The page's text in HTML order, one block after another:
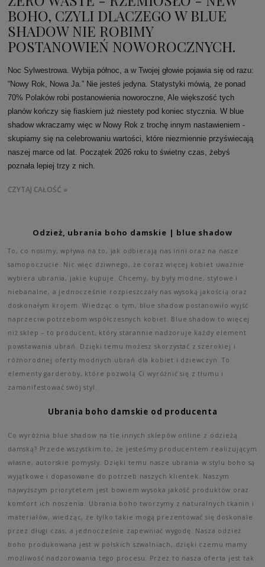
BOHO, CZYLI DLACZEGO W BLUE
SHADOW NIE ROBIMY
POSTANOWIEŃ NOWOROCZNYCH.
Noc Sylwestrowa. Wybija północ, a w Twojej głowie pojawia się od razu:
“Nowy Rok, Nowa Ja.” Nie jesteś jedyna. Statystyki mówią, że ponad
70% Polaków robi postanowienia noworoczne, Ale większość tych
planów kończy się fiaskiem już niestety pod koniec stycznia. W blue
shadow wkraczamy więc w Nowy Rok z trochę innym nastawieniem -
skupiamy się na celebrowaniu wartości, które niezmiennie przyświecają
naszej marce od lat. Początek 2026 roku to świetny czas, żebyś
poznała lepiej trzy z nich.
CZYTAJ CAŁOŚĆ »
Odzież, ubrania boho damskie | blue shadow
To, co nosimy, wpływa na to, jak odbierają nas inni oraz na nasze
samopoczucie. Nic więc dziwnego, że coraz więcej kobiet uważnie
wybiera ubrania, jakie kupuje. Chcemy, by były modne, stylowe i
niebanalne, a jednocześnie rozpieszczały nas wysoką jakością oraz
doskonałym krojem. Wiedząc o tym, blue shadow postanowiło wyjść
naprzeciw potrzebom współczesnych kobiet. Blue shadow to więcej
niż sklep – to producent, który starannie nadzoruje każdy element
powstawania ubrań. Dzięki temu możesz skorzystać z szerokiej i
różnorodnej oferty modnych ubrań dla kobiet i dziewczyn. To
elementy garderoby, które pozwolą Ci wyróżnić się z tłumu i
zamanifestować swój styl.
Ubrania boho damskie od producenta
Co wyróżnia blue shadow na tle innych sklepów online z odzieżą
damską? Przede wszystkim to, że jesteśmy producentem realizującym
własne, autorskie pomysły. Dzięki temu nasze ubrania w stylu boho są
wyjątkowe i dopasowane do potrzeb naszych klientek. Naszym
najwyższym priorytetem jest bowiem wysoka jakość produktów oraz
komfort ich noszenia. Ubrania boho tworzymy z naturalnych tkanin i
materiałów, wiedząc, że tylko takie mogą prezentować się doskonale
przez długi czas, a jednocześnie zapewniać wygodę. Nasza odzież
boho produkowana jest w polskich szwalniach, dzięki czemu mamy
możliwość nadzorowania tego procesu. Przez to nasza oferta jest tak